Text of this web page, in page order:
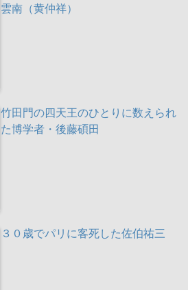
雲南（黄仲祥）
竹田門の四天王のひとりに数えられ
た博学者・後藤碩田
３０歳でパリに客死した佐伯祐三